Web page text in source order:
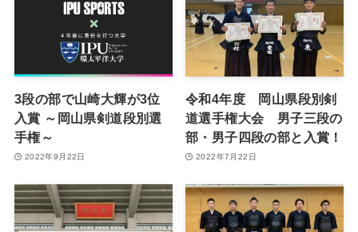
3段の部で山崎大輝が3位
入賞 ～岡山県剣道段別選
手権～
2022年9月22日
令和4年度 岡山県段別剣
道選手権大会 男子三段の
部・男子四段の部と入賞！
2022年7月22日